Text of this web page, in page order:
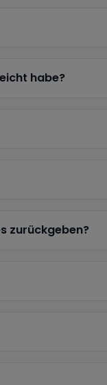
habe?
zurückgeben?